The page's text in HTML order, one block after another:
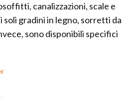
canalizzazioni, scale e
soli gradini in legno, sorretti da
sono disponibili specifici